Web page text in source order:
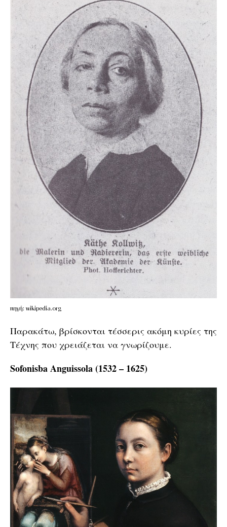
πηγή: wikipedia.org
Παρακάτω, βρίσκονται τέσσερις ακόμη κυρίες της
Τέχνης που χρειάζεται να γνωρίζουμε.
Sofonisba Anguissola (1532 – 1625)